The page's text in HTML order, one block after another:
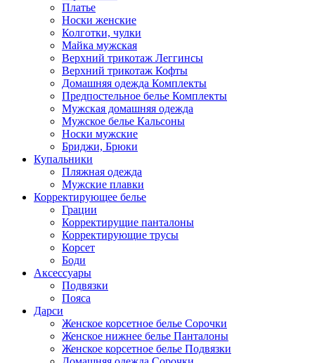
Платье
Носки женские
Колготки, чулки
Майка мужская
Верхний трикотаж Леггинсы
Верхний трикотаж Кофты
Домашняя одежда Комплекты
Предпостельное белье Комплекты
Мужская домашняя одежда
Мужское белье Кальсоны
Носки мужские
Бриджи, Брюки
Купальники
Пляжная одежда
Мужские плавки
Корректирующее белье
Грации
Корректирущие панталоны
Корректирующие трусы
Корсет
Боди
Аксессуары
Подвязки
Пояса
Дарси
Женское корсетное белье Сорочки
Женское нижнее белье Панталоны
Женское корсетное белье Подвязки